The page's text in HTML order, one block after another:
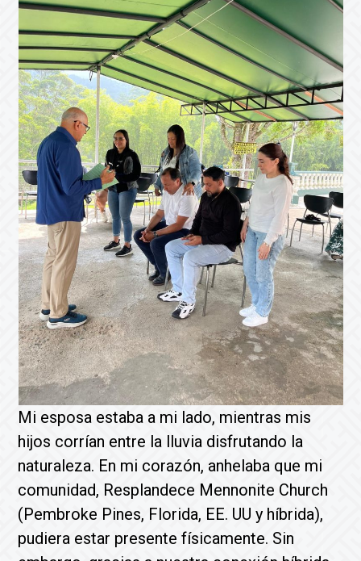
Mi esposa estaba a mi lado, mientras mis
hijos corrían entre la lluvia disfrutando la
naturaleza. En mi corazón, anhelaba que mi
comunidad, Resplandece Mennonite Church
(Pembroke Pines, Florida, EE. UU y híbrida),
pudiera estar presente físicamente. Sin